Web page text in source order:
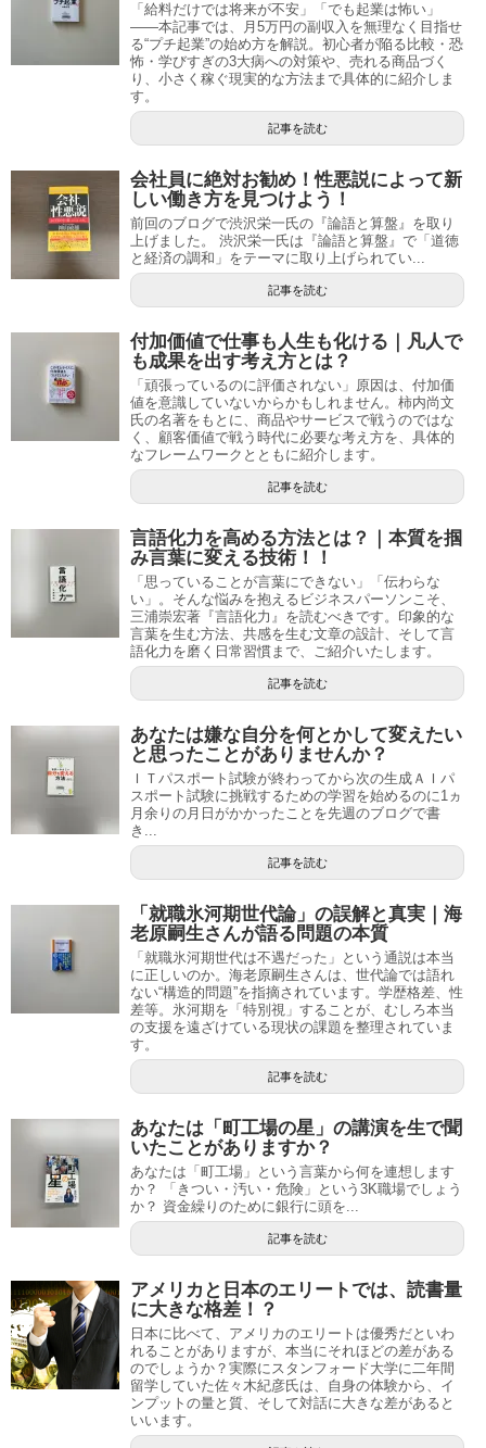
「給料だけでは将来が不安」「でも起業は怖い」
――本記事では、月5万円の副収入を無理なく目指せ
る“プチ起業”の始め方を解説。初心者が陥る比較・恐
怖・学びすぎの3大病への対策や、売れる商品づく
り、小さく稼ぐ現実的な方法まで具体的に紹介しま
す。
記事を読む
会社員に絶対お勧め！性悪説によって新
しい働き方を見つけよう！
前回のブログで渋沢栄一氏の『論語と算盤』を取り
上げました。 渋沢栄一氏は『論語と算盤』で「道徳
と経済の調和」をテーマに取り上げられてい...
記事を読む
付加価値で仕事も人生も化ける｜凡人で
も成果を出す考え方とは？
「頑張っているのに評価されない」原因は、付加価
値を意識していないからかもしれません。柿内尚文
氏の名著をもとに、商品やサービスで戦うのではな
く、顧客価値で戦う時代に必要な考え方を、具体的
なフレームワークとともに紹介します。
記事を読む
言語化力を高める方法とは？｜本質を掴
み言葉に変える技術！！
「思っていることが言葉にできない」「伝わらな
い」。そんな悩みを抱えるビジネスパーソンこそ、
三浦崇宏著『言語化力』を読むべきです。印象的な
言葉を生む方法、共感を生む文章の設計、そして言
語化力を磨く日常習慣まで、ご紹介いたします。
記事を読む
あなたは嫌な自分を何とかして変えたい
と思ったことがありませんか？
ＩＴパスポート試験が終わってから次の生成ＡＩパ
スポート試験に挑戦するための学習を始めるのに1ヵ
月余りの月日がかかったことを先週のブログで書
き...
記事を読む
「就職氷河期世代論」の誤解と真実｜海
老原嗣生さんが語る問題の本質
「就職氷河期世代は不遇だった」という通説は本当
に正しいのか。海老原嗣生さんは、世代論では語れ
ない“構造的問題”を指摘されています。学歴格差、性
差等。氷河期を「特別視」することが、むしろ本当
の支援を遠ざけている現状の課題を整理されていま
す。
記事を読む
あなたは「町工場の星」の講演を生で聞
いたことがありますか？
あなたは「町工場」という言葉から何を連想します
か？ 「きつい・汚い・危険」という3K職場でしょう
か？ 資金繰りのために銀行に頭を...
記事を読む
アメリカと日本のエリートでは、読書量
に大きな格差！？
日本に比べて、アメリカのエリートは優秀だといわ
れることがありますが、本当にそれほどの差がある
のでしょうか？実際にスタンフォード大学に二年間
留学していた佐々木紀彦氏は、自身の体験から、イ
ンプットの量と質、そして対話に大きな差があると
いいます。